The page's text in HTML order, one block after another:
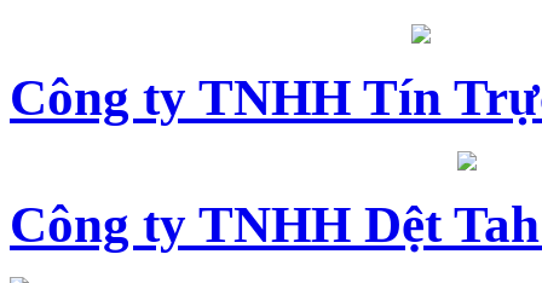
Công ty TNHH Tín
Công ty TNHH Dệt